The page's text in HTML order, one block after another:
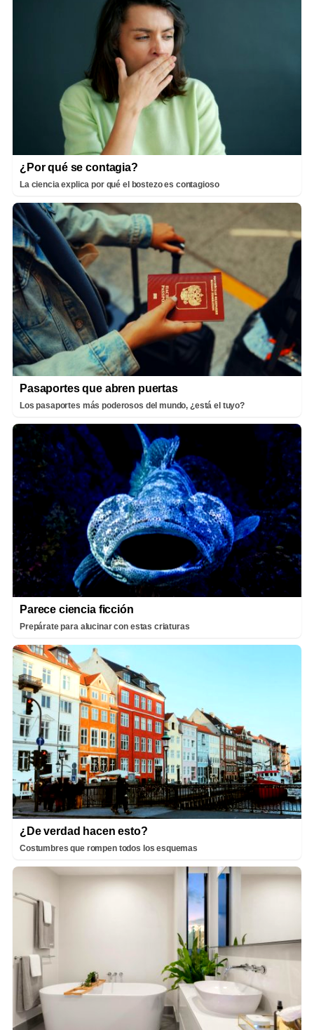
¿Por qué se contagia?
La ciencia explica por qué el bostezo es contagioso
Pasaportes que abren puertas
Los pasaportes más poderosos del mundo, ¿está el tuyo?
Parece ciencia ficción
Prepárate para alucinar con estas criaturas
¿De verdad hacen esto?
Costumbres que rompen todos los esquemas